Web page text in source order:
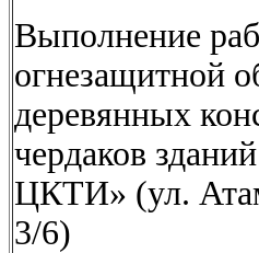
Выполнение
огнезащитной
деревянных
чердаков
ЦКТИ» (ул.
3/6)